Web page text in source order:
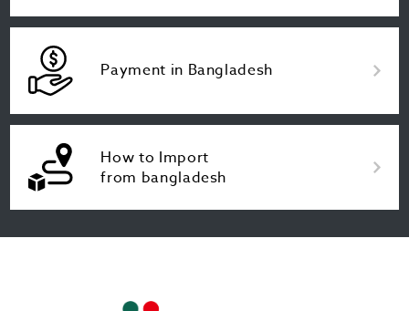
Payment in Bangladesh
How to Import
from bangladesh